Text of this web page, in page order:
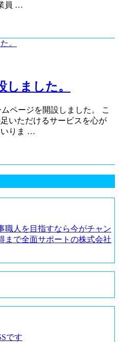
員 …
ました。
ページを開設しました。 こ
いただけるサービスを心が
いりま …
職人を目指すなら今がチャン
まで全面サポートの株式会社
です